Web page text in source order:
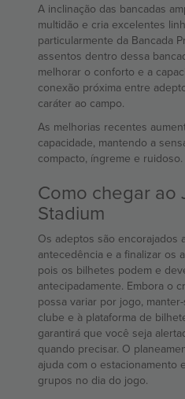
A inclinação das bancadas
multidão e cria excelentes
particularmente da Bancada
assentos dentro dessa
melhorar o conforto e a
conexão próxima entre
caráter ao campo.
As melhorias recentes
capacidade, mantendo a
compacto, íngreme e ruidoso.
Como chegar ao
Stadium
Os adeptos são encorajados
antecedência e a finalizar os
pois os bilhetes podem e
antecipadamente. Embora o
possa variar por jogo,
clube e à plataforma de
garantirá que você seja
quando precisar. O
ajuda com o estacionamento
grupos no dia do jogo.